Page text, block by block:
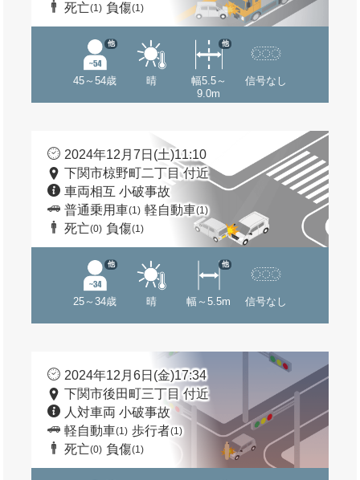
死亡(1) 負傷(1)
45～54歳
他
晴
幅5.5～
9.0m
他
信号なし
2024年12月7日(土)11:10
下関市椋野町二丁目 付近
車両相互 小破事故
普通乗用車(1) 軽自動車(1)
死亡(0) 負傷(1)
25～34歳
他
晴 幅～5.5m
他
信号なし
2024年12月6日(金)17:34
下関市後田町三丁目 付近
人対車両 小破事故
軽自動車(1) 歩行者(1)
死亡(0) 負傷(1)